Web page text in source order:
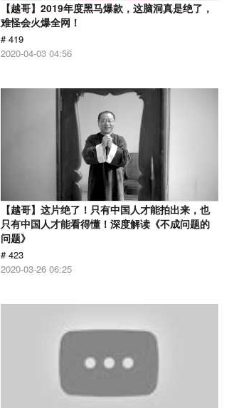
【越哥】2019年度黑马爆款，这脑洞真是绝了，
难怪会火爆全网！
# 419
2020-04-03 04:56
【越哥】这片绝了！只有中国人才能拍出来，也
只有中国人才能看得懂！深度解读《不成问题的
问题》
# 423
2020-03-26 06:25